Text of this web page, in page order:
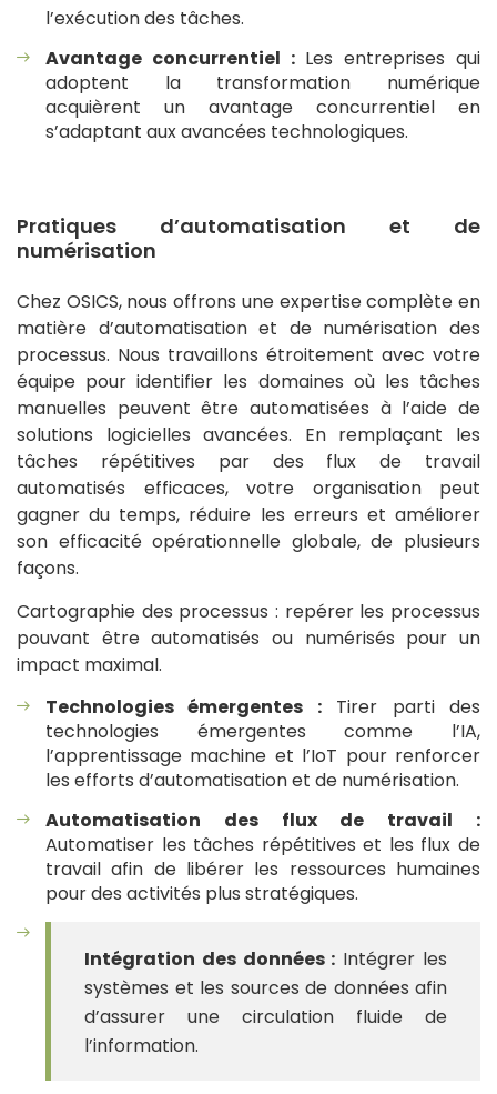
l’exécution des tâches.
Avantage concurrentiel :Les entreprises qui
adoptent la transformation numérique
acquièrent un avantage concurrentiel en
s’adaptant aux avancées technologiques.
Pratiques d’automatisation et de
numérisation
Chez OSICS, nous offrons une expertise complète en
matière d’automatisation et de numérisation des
processus. Nous travaillons étroitement avec votre
équipe pour identifier les domaines où les tâches
manuelles peuvent être automatisées à l’aide de
solutions logicielles avancées. En remplaçant les
tâches répétitives par des flux de travail
automatisés efficaces, votre organisation peut
gagner du temps, réduire les erreurs et améliorer
son efficacité opérationnelle globale, de plusieurs
façons.
Cartographie des processus : repérer les processus
pouvant être automatisés ou numérisés pour un
impact maximal.
Technologies émergentes :Tirer parti des
technologies émergentes comme l’IA,
l’apprentissage machine et l’IoT pour renforcer
les efforts d’automatisation et de numérisation.
Automatisation des flux de travail :
Automatiser les tâches répétitives et les flux de
travail afin de libérer les ressources humaines
pour des activités plus stratégiques.
Intégration des données : Intégrer les
systèmes et les sources de données afin
d’assurer une circulation fluide de
l’information.